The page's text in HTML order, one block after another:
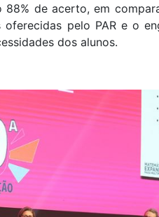
de acerto, em
pelo PAR e o
dos alunos.